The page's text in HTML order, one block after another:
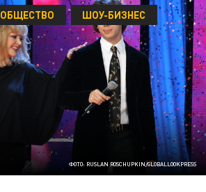
ФОТО: RUSLAN ROSCHUPKIN/GLOBALLOOKPRESS
ОБЩЕСТВО ШОУ-БИЗНЕС